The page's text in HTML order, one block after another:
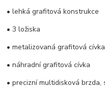
• lehká grafitová konstrukce
• 3 ložiska
• metalizovaná grafitová
• náhradní grafitová cívka
• precizní multidisková brzda,